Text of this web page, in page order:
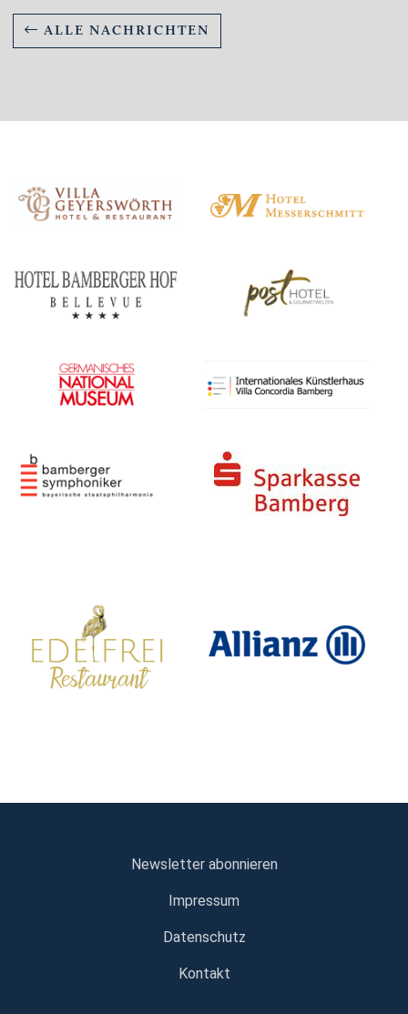
ALLE NACHRICHTEN
Newsletter abonnieren
Impressum
Datenschutz
Kontakt